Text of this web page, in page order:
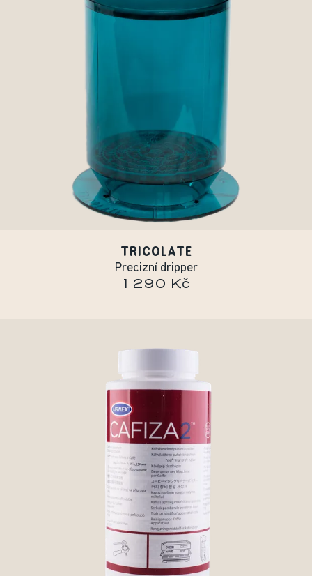
TRICOLATE
Precizní dripper
1 290 Kč